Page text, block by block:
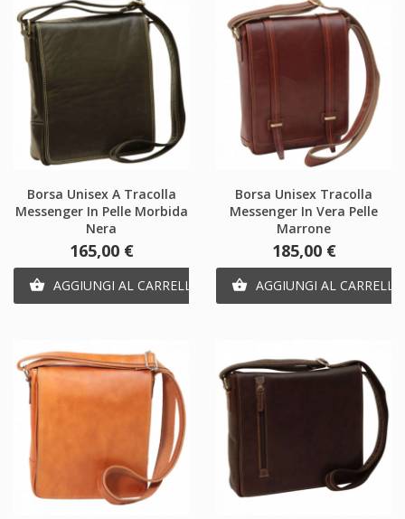
Borsa Unisex A Tracolla
Messenger In Pelle Morbida
Nera
Prezzo
165,00 €
 AGGIUNGI AL CARRELLO
Borsa Unisex Tracolla
Messenger In Vera Pelle
Marrone
Prezzo
185,00 €
 AGGIUNGI AL CARRELLO